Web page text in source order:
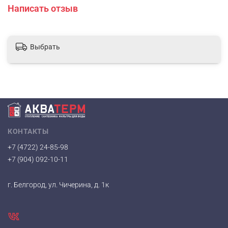
Написать отзыв
Выбрать
КОНТАКТЫ
+7 (4722) 24-85-98
+7 (904) 092-10-11
г. Белгород, ул. Чичерина, д. 1к